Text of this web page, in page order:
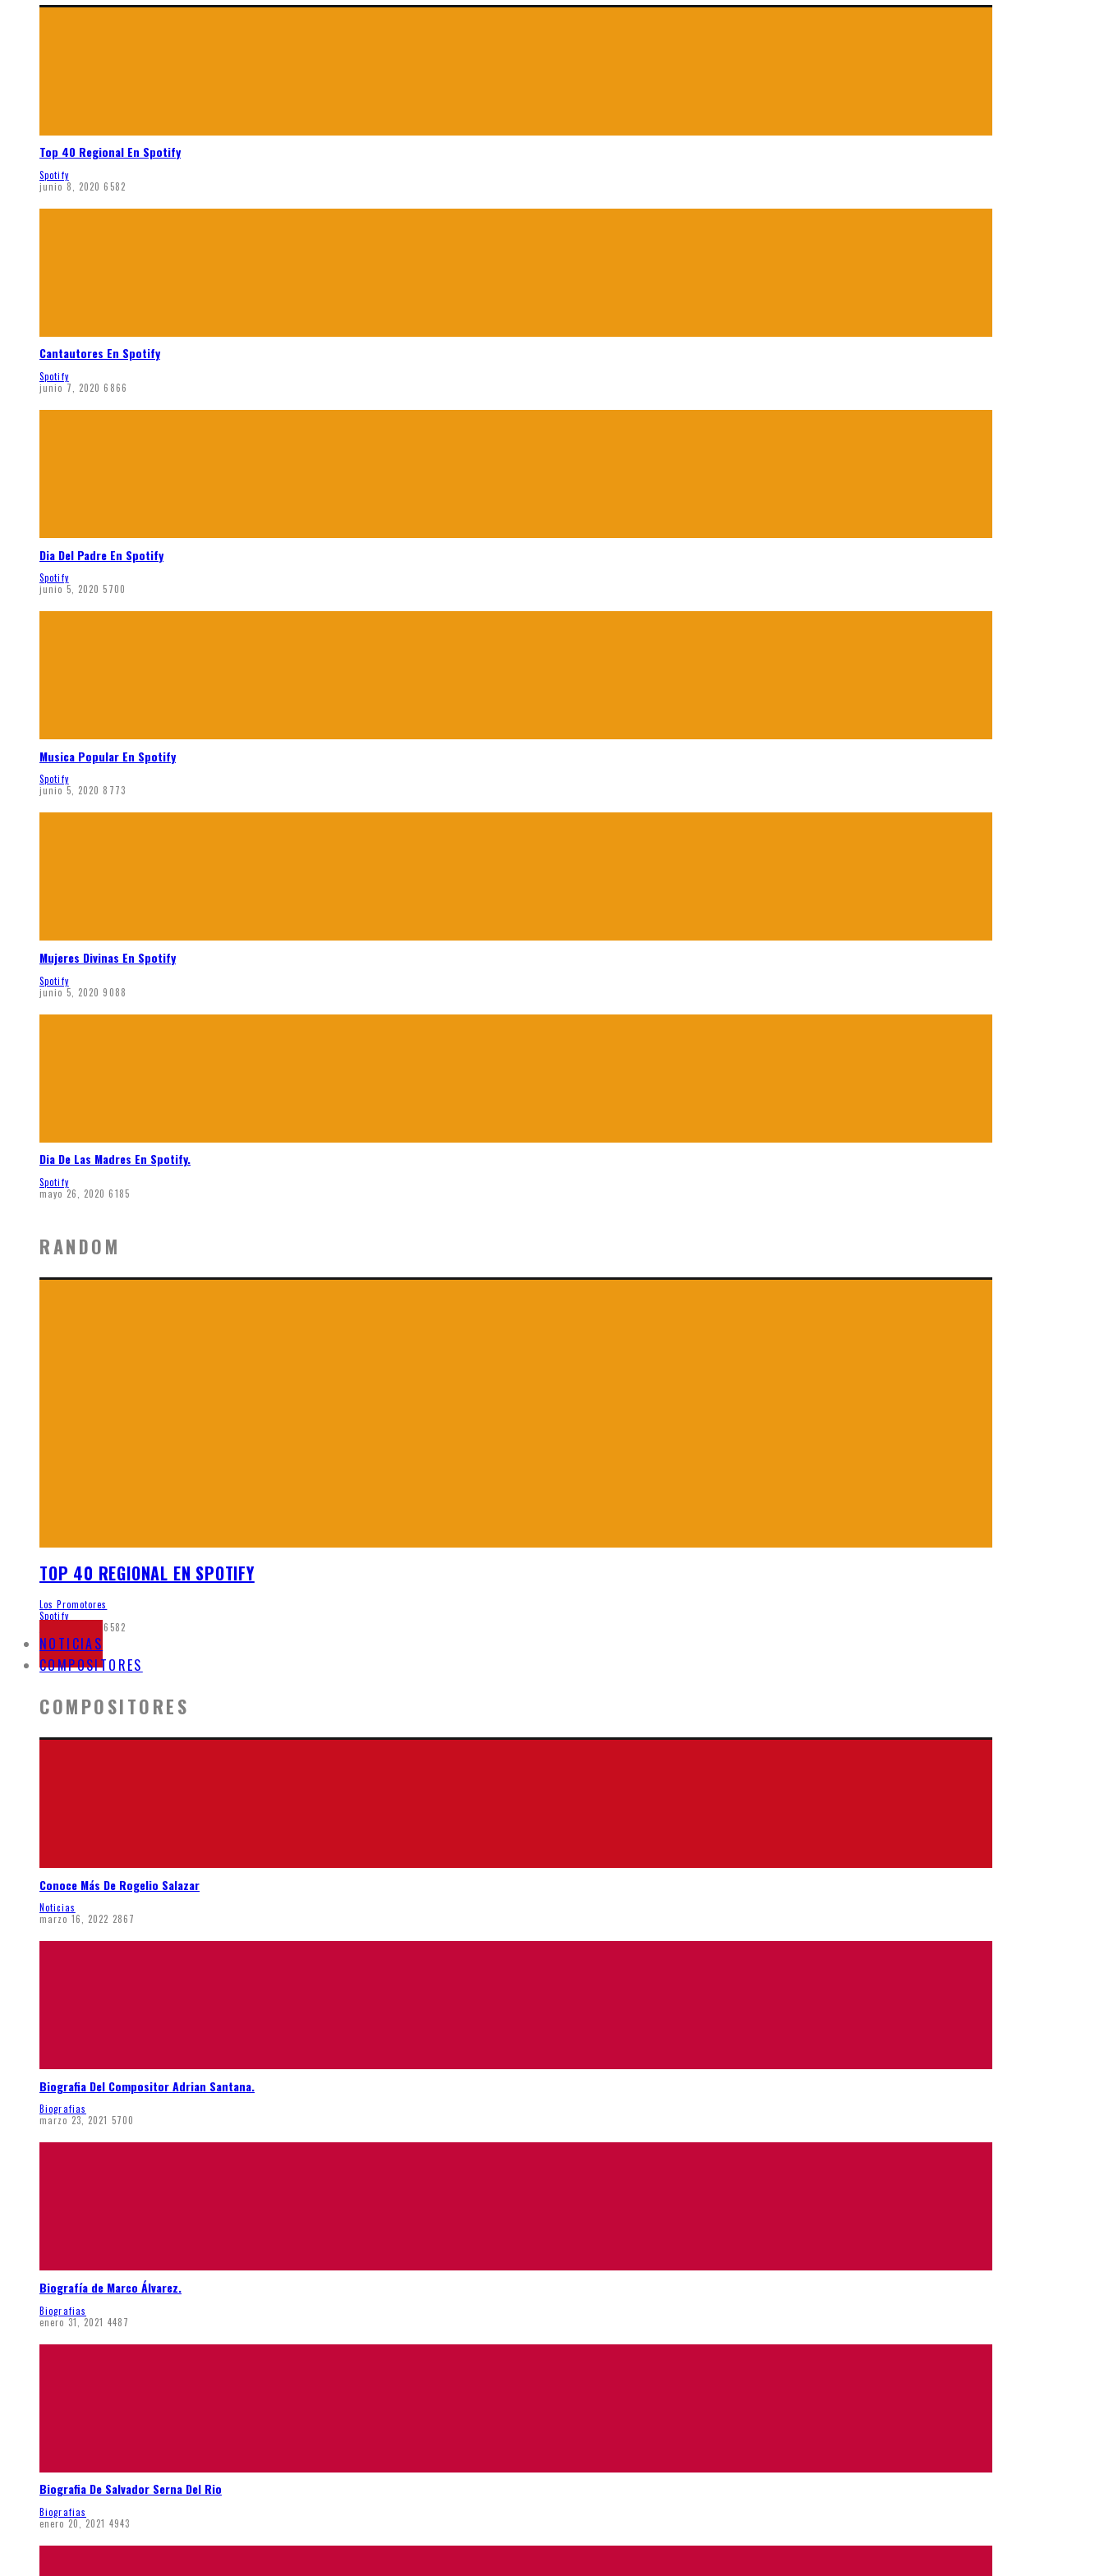
Top 40 Regional En Spotify
Spotify
junio 8, 2020 6582
Cantautores En Spotify
Spotify
junio 7, 2020 6866
Dia Del Padre En Spotify
Spotify
junio 5, 2020 5700
Musica Popular En Spotify
Spotify
junio 5, 2020 8773
Mujeres Divinas En Spotify
Spotify
junio 5, 2020 9088
Dia De Las Madres En Spotify.
Spotify
mayo 26, 2020 6185
RANDOM
TOP 40 REGIONAL EN SPOTIFY
Los Promotores
Spotify
6582
NOTICIAS
COMPOSITORES
COMPOSITORES
Conoce Más De Rogelio Salazar
Noticias
marzo 16, 2022 2867
Biografia Del Compositor Adrian Santana.
Biografias
marzo 23, 2021 5700
Biografía de Marco Álvarez.
Biografias
enero 31, 2021 4487
Biografia De Salvador Serna Del Rio
Biografias
enero 20, 2021 4943